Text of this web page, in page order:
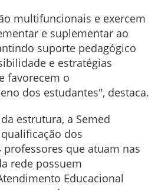
multifuncionais e exercem
e suplementar ao
suporte pedagógico
e estratégias
favorecem o
dos estudantes", destaca.
estrutura, a Semed
dos
que atuam nas
rede possuem
Educacional